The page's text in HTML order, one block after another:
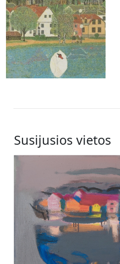
Susijusios vietos